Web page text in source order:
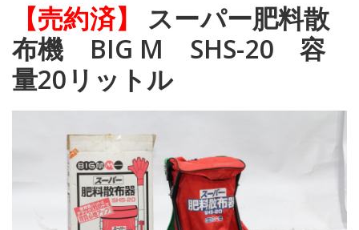
【売約済】
スーパー肥料散
布機 BIG M SHS-20 容
量20リットル